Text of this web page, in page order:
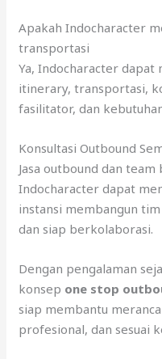
Apakah Indocharacter
transportasi
Ya, Indocharacter dapat
itinerary, transportasi,
fasilitator, dan
Konsultasi Outbound
Jasa outbound dan
Indocharacter dapat
instansi membangun
dan siap berkolaborasi.
Dengan pengalaman
konsep one stop
siap membantu
profesional, dan sesuai